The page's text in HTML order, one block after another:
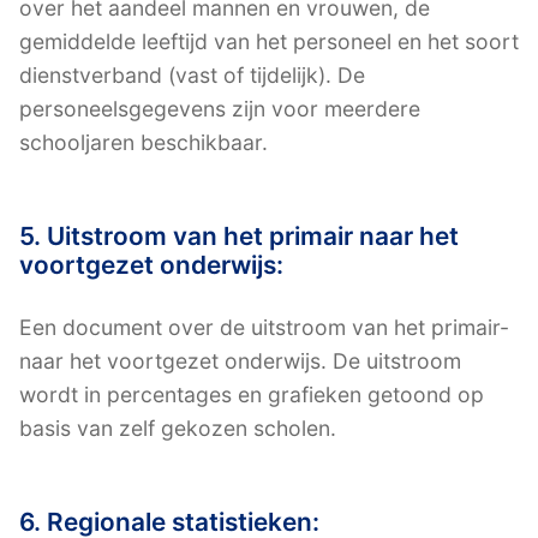
over het aandeel mannen en vrouwen, de
gemiddelde leeftijd van het personeel en het soort
dienstverband (vast of tijdelijk). De
personeelsgegevens zijn voor meerdere
schooljaren beschikbaar.
5. Uitstroom van het primair naar het
voortgezet onderwijs:
Een document over de uitstroom van het primair-
naar het voortgezet onderwijs. De uitstroom
wordt in percentages en grafieken getoond op
basis van zelf gekozen scholen.
6. Regionale statistieken: